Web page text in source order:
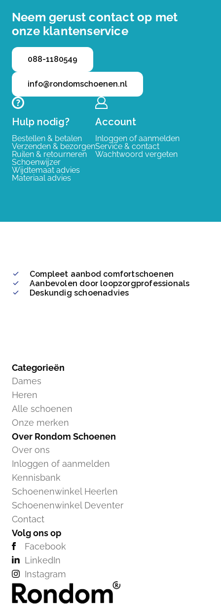
Neem gerust contact op met
onze klantenservice
088-1180549
info@rondomschoenen.nl
Hulp nodig?
Bestellen & betalen
Verzenden & bezorgen
Ruilen & retourneren
Schoenwijzer
Wijdtemaat advies
Materiaal advies
Account
Inloggen of aanmelden
Service & contact
Wachtwoord vergeten
Compleet aanbod comfortschoenen
Aanbevolen door loopzorgprofessionals
Deskundig schoenadvies
Categorieën
Dames
Heren
Alle schoenen
Onze merken
Over Rondom Schoenen
Over ons
Inloggen of aanmelden
Kennisbank
Schoenenwinkel Heerlen
Schoenenwinkel Deventer
Contact
Volg ons op
Facebook
LinkedIn
Instagram